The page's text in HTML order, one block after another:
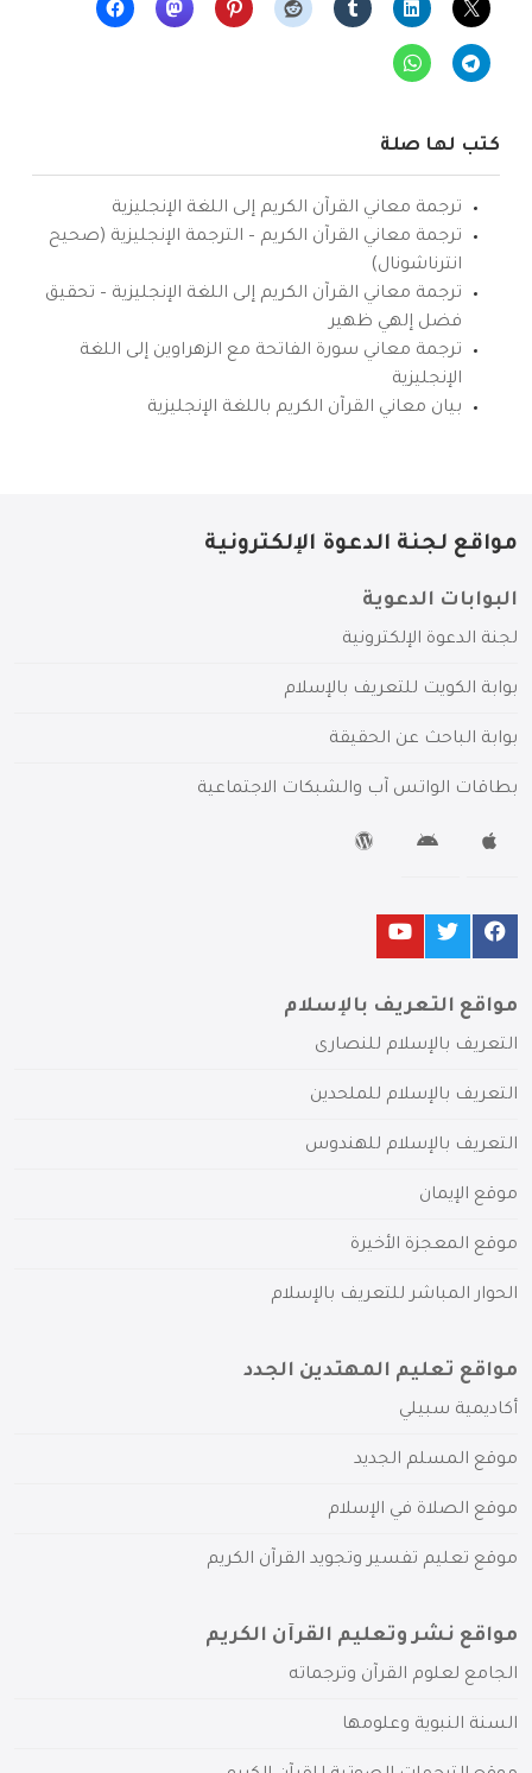
كتب لها صلة
ترجمة معاني القرآن الكريم إلى اللغة الإنجليزية
ترجمة معاني القرآن الكريم – الترجمة الإنجليزية (صحيح
انترناشونال)
ترجمة معاني القرآن الكريم إلى اللغة الإنجليزية – تحقيق
فضل إلهي ظهير
ترجمة معاني سورة الفاتحة مع الزهراوين إلى اللغة
الإنجليزية
بيان معاني القرآن الكريم باللغة الإنجليزية
مواقع لجنة الدعوة الإلكترونية
البوابات الدعوية
لجنة الدعوة الإلكترونية
بوابة الكويت للتعريف بالإسلام
بوابة الباحث عن الحقيقة
بطاقات الواتس آب والشبكات الاجتماعية
مواقع التعريف بالإسلام
التعريف بالإسلام للنصارى
التعريف بالإسلام للملحدين
التعريف بالإسلام للهندوس
موقع الإيمان
موقع المعجزة الأخيرة
الحوار المباشر للتعريف بالإسلام
مواقع تعليم المهتدين الجدد
أكاديمية سبيلي
موقع المسلم الجديد
موقع الصلاة في الإسلام
موقع تعليم تفسير وتجويد القرآن الكريم
مواقع نشر وتعليم القرآن الكريم
الجامع لعلوم القرآن وترجماته
السنة النبوية وعلومها